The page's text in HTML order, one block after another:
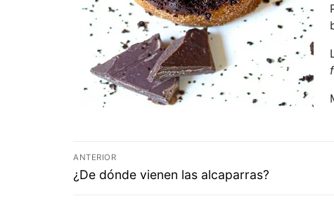
ANTERIOR
¿De dónde vienen las alcaparras?